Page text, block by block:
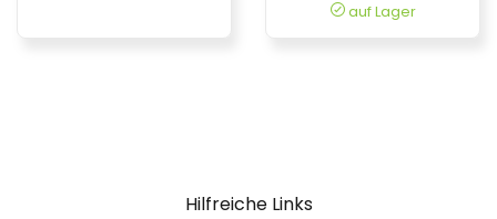
auf Lager
Hilfreiche Links